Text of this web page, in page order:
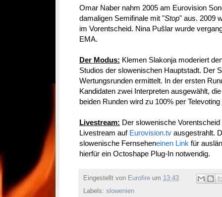
Omar Naber nahm 2005 am Eurovision
damaligen Semifinale mit "Stop" aus. 2009
im Vorentscheid. Nina Pušlar wurde
EMA.
Der Modus: Klemen Slakonja moderiert
Studios der slowenischen Hauptstadt. Der
Wertungsrunden ermittelt. In der ersten
Kandidaten zwei Interpreten ausgewählt,
beiden Runden wird zu 100% per
Livestream: Der slowenische
Livestream auf Eurovision.tv ausgestrahlt.
slowenische Fernseheneinen Link für
hierfür ein Octoshape Plug-In notwendig.
Eingestellt von Eurofire um 13:43
Labels: slowenien